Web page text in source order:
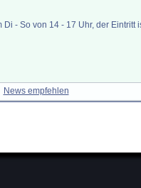
- So von 14 - 17 Uhr, der Eintritt
News empfehlen